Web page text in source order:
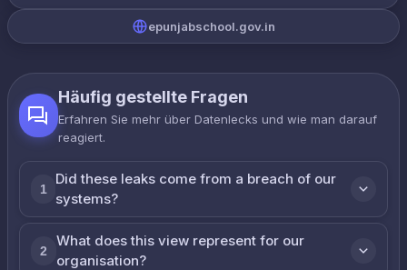
epunjabschool.gov.in
Häufig gestellte Fragen
Erfahren Sie mehr über Datenlecks und wie man darauf
reagiert.
1
Did these leaks come from a breach of our
systems?
2
What does this view represent for our
organisation?